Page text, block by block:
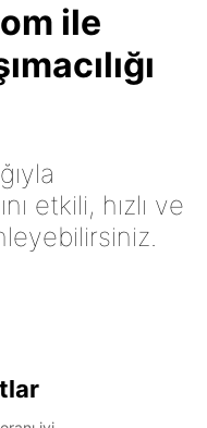
ile
etkili, hızlı ve